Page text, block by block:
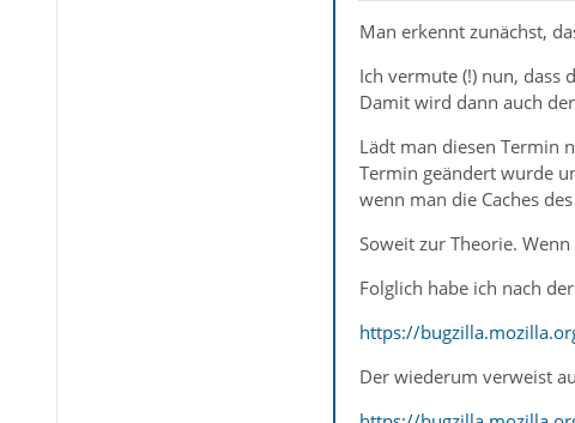
END:VEVENT
Man erkennt zunächst,
Ich vermute (!) nun, dass
Damit wird dann auch
Lädt man diesen Termin
Termin geändert wurde
wenn man die Caches
Soweit zur Theorie.
Folglich habe ich nach
https://
Der wiederum verweist